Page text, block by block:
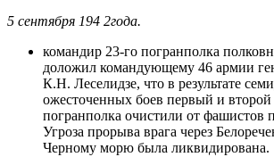
5 сентября 194 2года.
командир 23-го погранполка
доложил командующему 46 армии
К.Н. Леселидзе, что в результате
ожесточенных боев первый и второй
погранполка очистили от фашистов
Угроза прорыва врага через
Черному морю была ликвидирована.